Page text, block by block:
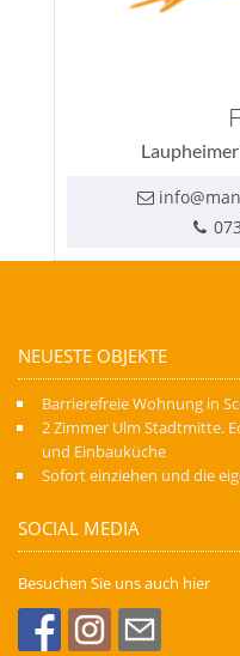
NEUESTE OBJEKTE
Barrierefreie Wohnung in
2 Zimmer Ulm Stadtmitte.
und Einbauküche
Sofort einziehen und die
SOCIAL MEDIA
Besuchen Sie uns auch hier